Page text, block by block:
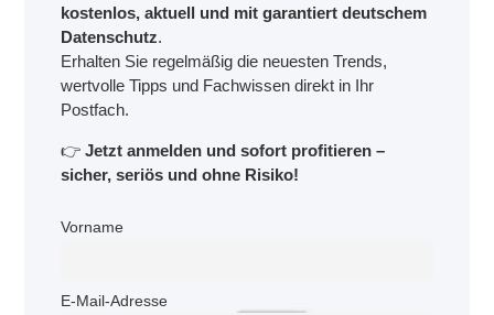
kostenlos, aktuell und mit garantiert deutschem
Datenschutz.
Erhalten Sie regelmäßig die neuesten Trends,
wertvolle Tipps und Fachwissen direkt in Ihr
Postfach.
👉 Jetzt anmelden und sofort profitieren –
sicher, seriös und ohne Risiko!
Vorname
E-Mail-Adresse